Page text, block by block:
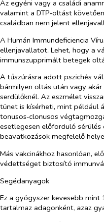
Az egyéni vagy a családi
valamint a DTP‑oltást
családban nem jelent
A Humán Immundeficiencia
ellenjavallatot. Lehet, hogy a
immunszupprimált betegek
A tűszúrásra adott pszichés
bármilyen oltás után vagy
serdülőknél. Az eszmélet
tünet is kísérheti, mint például
tonusos‑clonusos
esetlegesen előforduló sérülés
beavatkozások megfelelő
Más vakcinákhoz hasonlóan,
védettséget biztosító
Segédanyagok
Ez a gyógyszer kevesebb
tartalmaz adagonként, azaz